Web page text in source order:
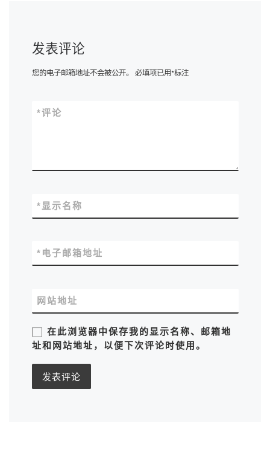
发表评论
您的电子邮箱地址不会被公开。 必填项已用*标注
评论
*
显示名称
*
电子邮箱地址
*
网站地址
在此浏览器中保存我的显示名称、邮箱地
址和网站地址，以便下次评论时使用。